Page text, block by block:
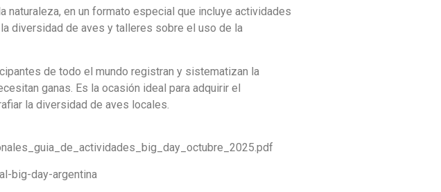
en un formato especial que incluye actividades
diversidad de aves y talleres sobre el uso de la
de todo el mundo registran y sistematizan la
ganas. Es la ocasión ideal para adquirir el
la diversidad de aves locales.
big-day-argentina